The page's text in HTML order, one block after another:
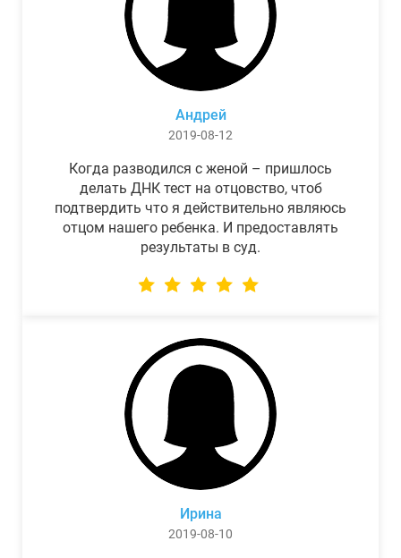
Андрей
2019-08-12
Когда разводился с женой – пришлось
делать ДНК тест на отцовство, чтоб
подтвердить что я действительно являюсь
отцом нашего ребенка. И предоставлять
результаты в суд.
Ирина
2019-08-10